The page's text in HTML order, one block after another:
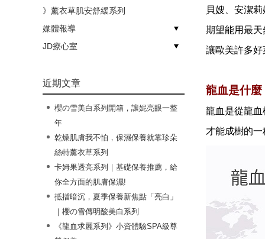
》薰衣草肌安舒緩系列
媒體報導
》節目介紹
》媒體活動
JD療心室
近期文章
櫻の雪美白系列開箱，讓妮亮眼一整
年
乾燥肌膚我不怕，保濕保養就靠珍朵
絲特薰衣草系列
卡姆果透亮系列｜基礎保養推薦，給
你全方面的肌膚保濕!
抵擋暗沉，夏季保養新焦點「亮白」
｜櫻の雪傳明酸美白系列
《龍血求麗系列》小資體驗SPA級尊
貝嫂、安潔
期望能用最
讓歐美許多
龍血是什麼
龍血是從龍
才能成樹的